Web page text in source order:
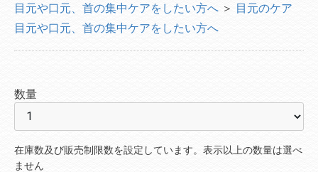
目元や口元、首の集中ケアをしたい方へ ＞ 目元のケア
目元や口元、首の集中ケアをしたい方へ
数量
在庫数及び販売制限数を設定しています。表示以上の数量は選べ
ません